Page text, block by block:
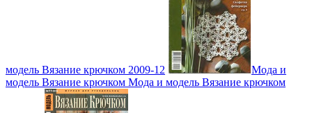
модель Вязание крючком 2009-12
Мода и
модель Вязание крючком Мода и модель Вязание крючком